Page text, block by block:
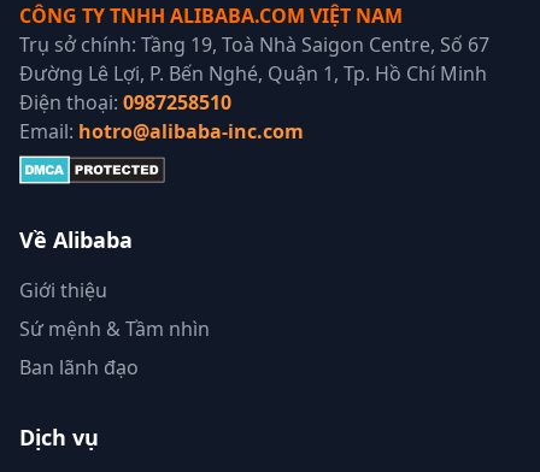
CÔNG TY TNHH ALIBABA.COM VIỆT NAM
Trụ sở chính: Tầng 19, Toà Nhà Saigon Centre, Số 67
Đường Lê Lợi, P. Bến Nghé, Quận 1, Tp. Hồ Chí Minh
Điện thoại: 0987258510
Email: hotro@alibaba-inc.com
Về Alibaba
Giới thiệu
Sứ mệnh & Tầm nhìn
Ban lãnh đạo
Dịch vụ